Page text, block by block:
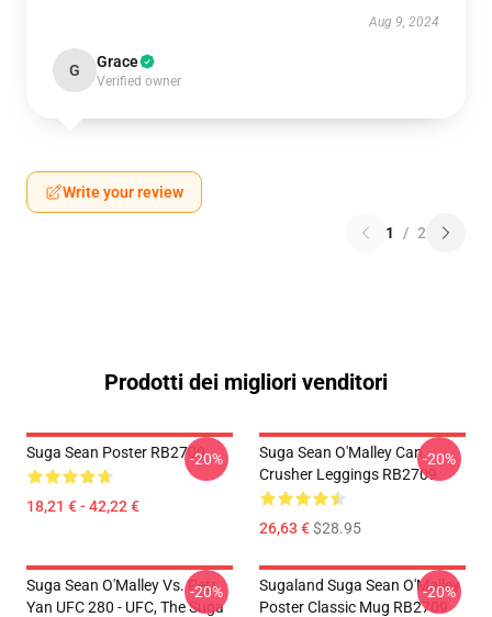
Aug 9, 2024
G Grace
Verified owner
Write your review
1 / 2
Prodotti dei migliori venditori
Suga Sean Poster RB2709
18,21 € - 42,22 €
-20%
Suga Sean O'Malley Can
Crusher Leggings RB2709
26,63 €$28.95
-20%
Suga Sean O'Malley Vs. Petr
Yan UFC 280 - UFC, The Suga
-20%
Sugaland Suga Sean O'Malley
Poster Classic Mug RB2709
-20%